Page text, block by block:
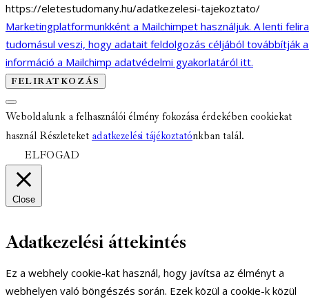
https://eletestudomany.hu/adatkezelesi-tajekoztato/
Marketingplatformunkként a Mailchimpet használjuk. A lenti
tudomásul veszi, hogy adatait feldolgozás céljából továbbítják
információ a Mailchimp adatvédelmi gyakorlatáról itt.
Weboldalunk a felhasználói élmény fokozása érdekében cookiekat
használ Részleteket adatkezelési tájékoztatónkban talál.
ELFOGAD
Close
Adatkezelési áttekintés
Ez a webhely cookie-kat használ, hogy javítsa az élményt a
webhelyen való böngészés során. Ezek közül a cookie-k közül